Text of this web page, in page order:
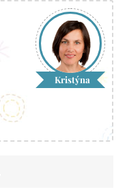
Kristýna